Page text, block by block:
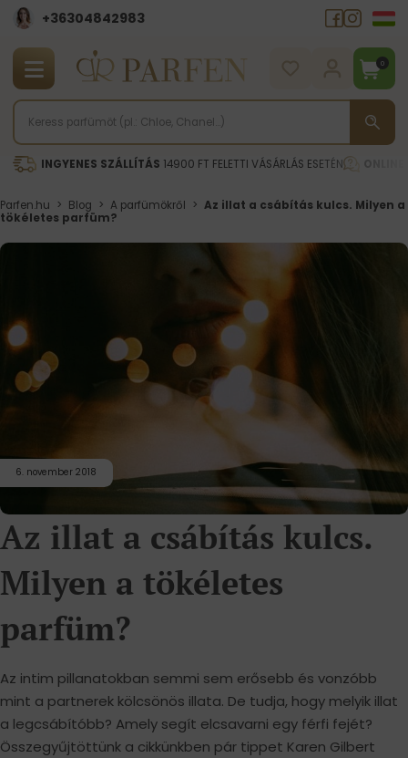
+36304842983
0
INGYENES SZÁLLÍTÁS 14900 FT FELETTI VÁSÁRLÁS ESETÉN
Parfen.hu > Blog > A parfümökről > Az illat a csábítás kulcs. Milyen a
tökéletes parfüm?
6. november 2018
Az illat a csábítás kulcs.
Milyen a tökéletes
parfüm?
Az intim pillanatokban semmi sem erősebb és vonzóbb
mint a partnerek kölcsönös illata. De tudja, hogy melyik illat
a legcsábítóbb? Amely segít elcsavarni egy férfi fejét?
Összegyűjtöttünk a cikkünkben pár tippet Karen Gilbert